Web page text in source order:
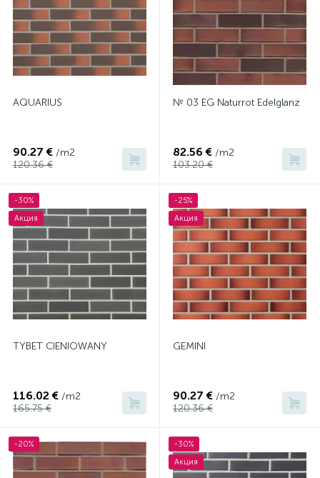
AQUARIUS
90.27 € /m2
120.36 €
№ 03 EG Naturrot Edelglanz
82.56 € /m2
103.20 €
-30%
Акция
TYBET CIENIOWANY
116.02 € /m2
165.75 €
-25%
Акция
GEMINI
90.27 € /m2
120.36 €
-20%
-30%
Акция